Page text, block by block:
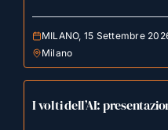
MILANO, 15 Settembre
Milano
I volti dell’AI: